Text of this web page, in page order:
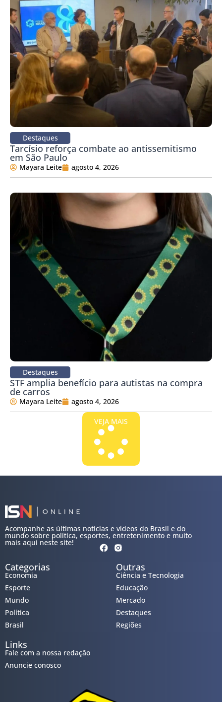
Destaques
Tarcísio reforça combate ao antissemitismo
em São Paulo
Mayara Leite agosto 4, 2026
Destaques
STF amplia benefício para autistas na compra
de carros
Mayara Leite agosto 4, 2026
VEJA MAIS
Acompanhe as últimas notícias e vídeos do Brasil e do
mundo sobre política, esportes, entretenimento e muito
mais aqui neste site!
Categorias
Economia
Esporte
Mundo
Política
Brasil
Outras
Ciência e Tecnologia
Educação
Mercado
Destaques
Regiões
Links
Fale com a nossa redação
Anuncie conosco